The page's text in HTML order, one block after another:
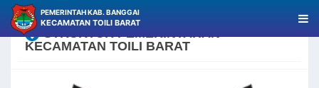
PEMERINTAH KAB. BANGGAI
KECAMATAN TOILI BARAT
STRUKTUR PEMERINTAHAN
KECAMATAN TOILI BARAT